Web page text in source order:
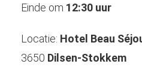
Einde om 12:30 uur
Locatie: Hotel Beau
3650 Dilsen-Stokkem